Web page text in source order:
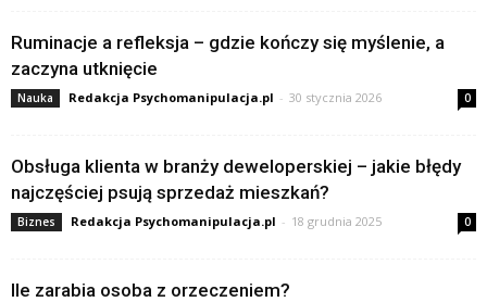
Ruminacje a refleksja – gdzie kończy się myślenie, a
zaczyna utknięcie
Nauka Redakcja Psychomanipulacja.pl - 30 stycznia 2026 0
Obsługa klienta w branży deweloperskiej – jakie błędy
najczęściej psują sprzedaż mieszkań?
Biznes Redakcja Psychomanipulacja.pl - 18 grudnia 2025 0
Ile zarabia osoba z orzeczeniem?